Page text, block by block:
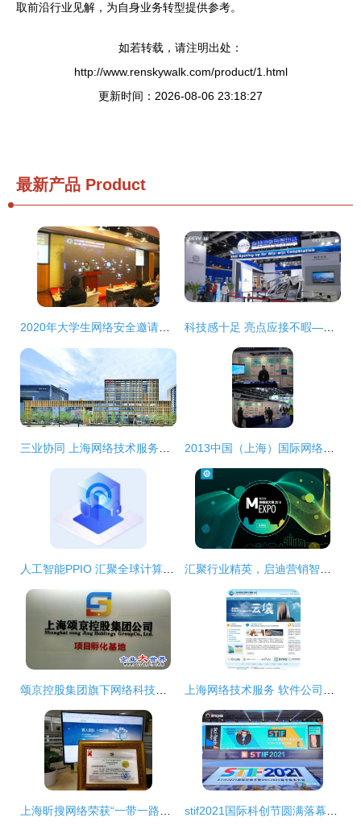
取前沿行业见解，为自身业务转型提供参考。
如若转载，请注明出处：
http://www.renskywalk.com/product/1.html
更新时间：2026-08-06 23:18:27
最新产品 Product